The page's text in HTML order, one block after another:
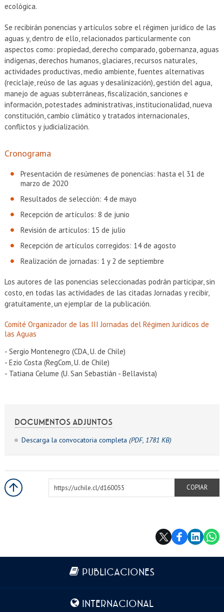
DOCUMENTOS ADJUNTOS
Descarga la convocatoria completa (PDF, 1781 KB)
ecológica.
Se recibirán ponencias y artículos sobre el régimen jurídico de las
aguas y, dentro de ello, relacionados particularmente con
aspectos como: propiedad, derecho comparado, gobernanza, aguas
indígenas, derechos humanos, glaciares, recursos naturales,
actividades productivas, medio ambiente, fuentes alternativas
(reciclaje, reúso de las aguas y desalinización), gestión del agua,
manejo de aguas subterráneas, fiscalización, sanciones e
información, potestades administrativas, institucionalidad, nueva
constitución, cambio climático y tratados internacionales,
conflictos y judicialización.
Cronograma
Presentación de resúmenes de ponencias: hasta el 31 de
marzo de 2020
Resultados de selección: 4 de mayo
Recepción de artículos: 8 de junio
Revisión de artículos: 15 de julio
Recepción de artículos corregidos: 14 de agosto
Realización de jornadas: 1 y 2 de septiembre
Los autores de las ponencias seleccionadas podrán participar, sin
costo, en todas las actividades de las citadas Jornadas y recibir,
gratuitamente, un ejemplar de la publicación.
Comité Organizador de las III Jornadas del Régimen Jurídicos de
las Aguas
- Sergio Montenegro (CDA, U. de Chile)
- Ezio Costa (RegCom, U. de Chile)
- Tatiana Celume (U. San Sebastián - Bellavista)
https://uchile.cl/d160055
COPIAR
Más información
PUBLICACIONES
INTERNACIONAL